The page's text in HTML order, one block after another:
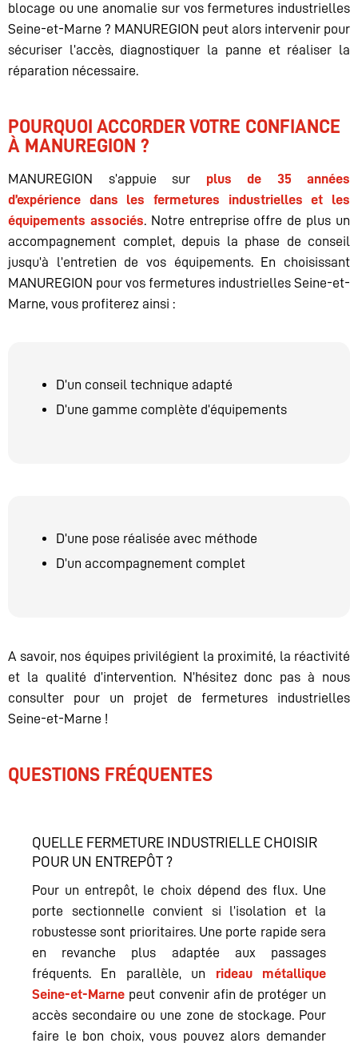
blocage ou une anomalie sur vos fermetures industrielles
Seine-et-Marne ? MANUREGION peut alors intervenir pour
sécuriser l’accès, diagnostiquer la panne et réaliser la
réparation nécessaire.
POURQUOI ACCORDER VOTRE CONFIANCE
À MANUREGION ?
MANUREGION s’appuie sur plus de 35 années
d’expérience dans les fermetures industrielles et les
équipements associés. Notre entreprise offre de plus un
accompagnement complet, depuis la phase de conseil
jusqu’à l’entretien de vos équipements. En choisissant
MANUREGION pour vos fermetures industrielles Seine-et-
Marne, vous profiterez ainsi :
D’un conseil technique adapté
D’une gamme complète d’équipements
D’une pose réalisée avec méthode
D’un accompagnement complet
A savoir, nos équipes privilégient la proximité, la réactivité
et la qualité d’intervention. N’hésitez donc pas à nous
consulter pour un projet de fermetures industrielles
Seine-et-Marne !
QUESTIONS FRÉQUENTES
QUELLE FERMETURE INDUSTRIELLE CHOISIR
POUR UN ENTREPÔT ?
Pour un entrepôt, le choix dépend des flux. Une
porte sectionnelle convient si l’isolation et la
robustesse sont prioritaires. Une porte rapide sera
en revanche plus adaptée aux passages
fréquents. En parallèle, un
rideau métallique
Seine-et-Marne peut convenir afin de protéger un
accès secondaire ou une zone de stockage. Pour
faire le bon choix, vous pouvez alors demander